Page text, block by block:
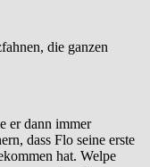
die ganzen
er dann immer
dass Flo seine erste
hat. Welpe